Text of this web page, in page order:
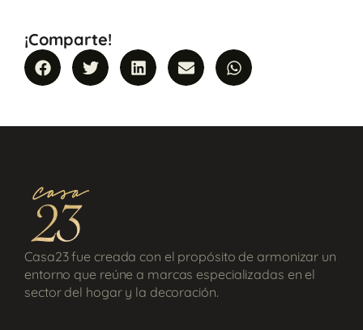
¡Comparte!
Casa23 fue creada con el propósito de armonizar un
entorno que reúne a marcas especializadas en el
sector del hogar y la decoración.